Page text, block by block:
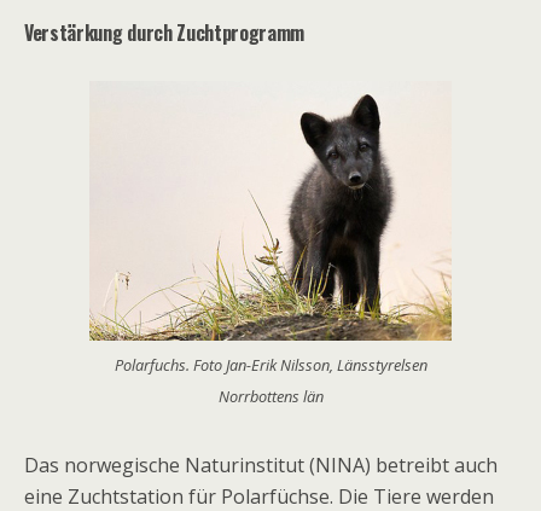
Verstärkung durch Zuchtprogramm
Polarfuchs. Foto Jan-Erik Nilsson, Länsstyrelsen
Norrbottens län
Das norwegische Naturinstitut (NINA) betreibt auch
eine Zuchtstation für Polarfüchse. Die Tiere werden